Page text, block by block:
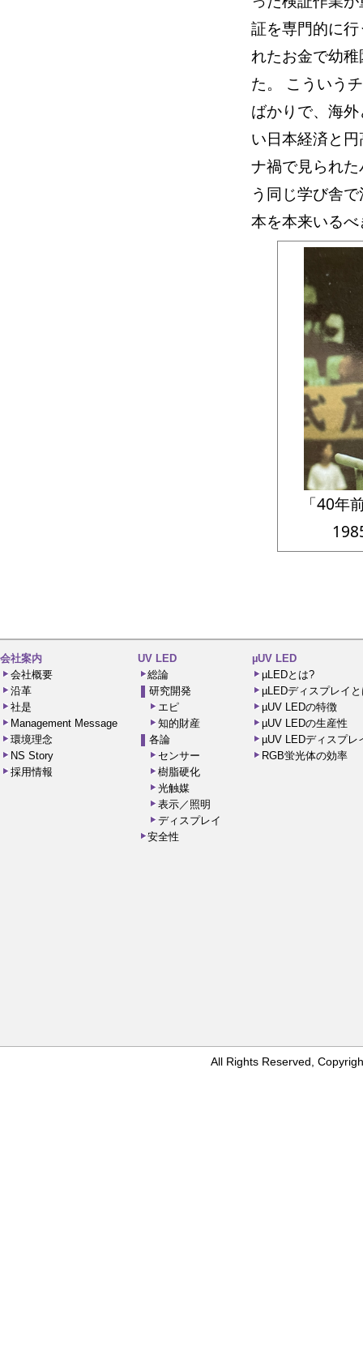
証を専門的に
れたお金で幼
た。 こういう
ばかりで、海
い日本経済と
ナ禍で見られ
う同じ学び舎
本を本来いる
「40年
会社案内
会社概要
沿革
社是
Management Message
環境理念
NS Story
採用情報
UV LED
総論
研究開発
エピ
知的財産
各論
センサー
樹脂硬化
光触媒
表示／照明
ディスプレイ
安全性
µUV LED
µLEDとは?
µLEDディスプレイ
µUV LEDの特徴
µUV LEDの生産性
µUV LEDディスプレ
RGB蛍光体の効率
All Rights Reserved,